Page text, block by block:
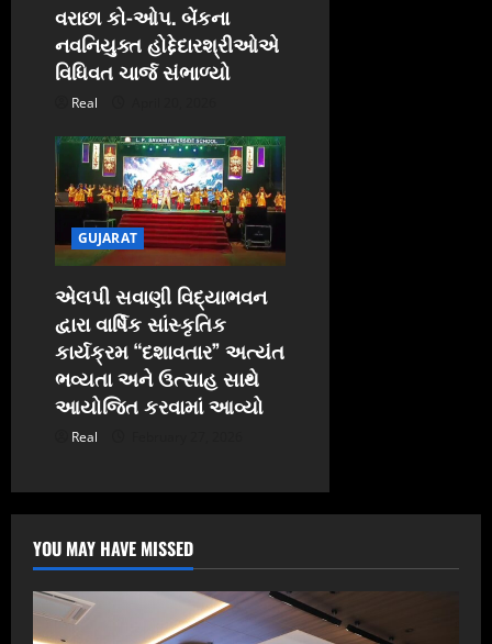
વરાછા કો-ઓપ. બેંકના
નવનિયુક્ત હોદ્દેદારશ્રીઓએ
વિધિવત ચાર્જ સંભાળ્યો
Real
GUJARAT
એલપી સવાણી વિદ્યાભવન
દ્વારા વાર્ષિક સાંસ્કૃતિક
કાર્યક્રમ “દશાવતાર” અત્યંત
ભવ્યતા અને ઉત્સાહ સાથે
આયોજિત કરવામાં આવ્યો
Real
YOU MAY HAVE MISSED